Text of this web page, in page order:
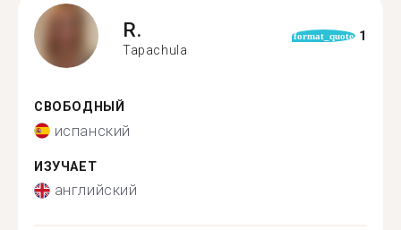
R.
Tapachula
format_quote 1
СВОБОДНЫЙ
испанский
ИЗУЧАЕТ
английский